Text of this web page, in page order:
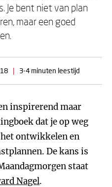
Je bent niet van plan
maar een goed
| 3-4 minuten leestijd
inspirerend maar
dat je op weg
ontwikkelen en
De kans is
staat
Nagel.